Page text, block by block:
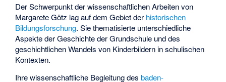
Der Schwerpunkt der wissenschaftlichen Arbeiten von
Margarete Götz lag auf dem Gebiet der historischen
Bildungsforschung. Sie thematisierte unterschiedliche
Aspekte der Geschichte der Grundschule und des
geschichtlichen Wandels von Kinderbildern in schulischen
Kontexten.
Ihre wissenschaftliche Begleitung desbaden-